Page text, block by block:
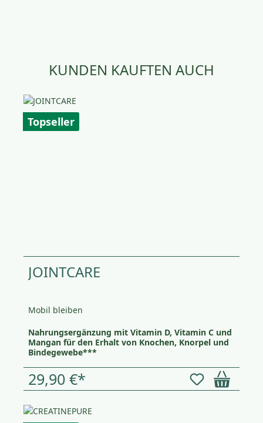
Produktgalerie überspringen
KUNDEN KAUFTEN AUCH
Topseller
JOINTCARE
Mobil bleiben
Nahrungsergänzung mit Vitamin D, Vitamin C und
Mangan für den Erhalt von Knochen, Knorpel und
Bindegewebe***
29,90 €*